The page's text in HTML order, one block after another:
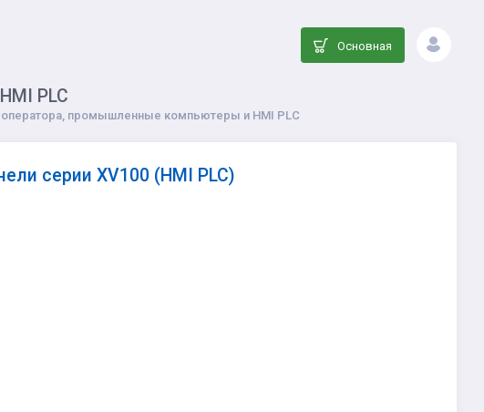
Основная
PLC
оператора, промышленные компьютеры и HMI PLC
серии XV100 (HMI PLC)